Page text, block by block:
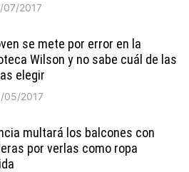
07/2017
se mete por error en la
Wilson y no sabe cuál de las
elegir
05/2017
multará los balcones con
por verlas como ropa